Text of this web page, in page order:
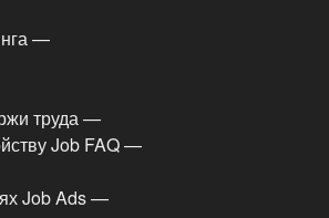
—
труда —
Job FAQ —
Job Ads —